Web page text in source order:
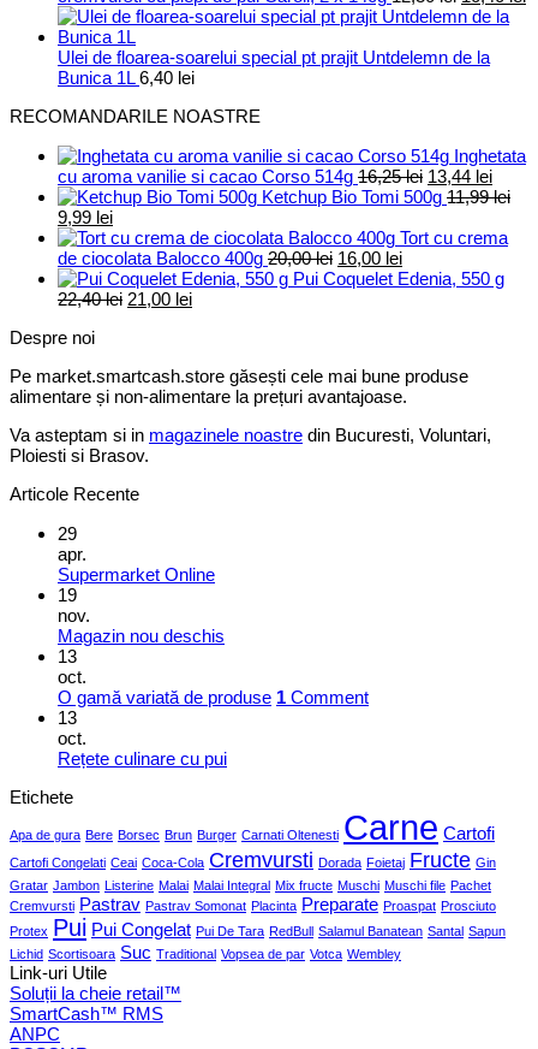
inițial
fost:
Ulei de floarea-soarelui special pt prajit Untdelemn de la
Bunica 1L 6,40 lei
RECOMANDARILE NOASTRE
Inghetata
cu aroma vanilie si cacao Corso 514g 16,25lei Prețul
inițial
fost:
13,44 leiPrețul
13,44
Ketchup Bio Tomi 500g 11,99lei
Prețul
inițial
a
fost:
11,99 lei.
9,99 leiPrețul
curent
este:
9,99 lei.
Tort cu crema
de ciocolata Balocco 400g 20,00lei Prețul
inițial
16,00 leiPrețul
curent
Pui Coquelet Edenia, 550 g
22,40lei Prețul
22,40 lei.
21,00 leiPrețul
Despre noi
Pe market.smartcash.store găsești cele mai bune produse
alimentare și non-alimentare la prețuri avantajoase.
Va asteptam si in magazinele noastre din Bucuresti, Voluntari,
Ploiesti si Brasov.
Articole Recente
29
apr.
Supermarket Online
19
nov.
Magazin nou deschis
13
oct.
O gamă variată de produse 1 Comment
13
oct.
Rețete culinare cu pui
Etichete
Apa de gura Bere Borsec Brun Burger Carnati Oltenesti Carne Cartofi
Cartofi Congelati Ceai Coca-Cola Cremvursti Dorada Foietaj Fructe Gin
Gratar Jambon Listerine Malai Malai Integral Mix fructe Muschi Muschi file Pachet
Cremvursti Pastrav Pastrav Somonat Placinta Preparate Proaspat Prosciuto
Protex Pui Pui Congelat Pui De Tara RedBull Salamul Banatean Santal Sapun
Lichid Scortisoara Suc Traditional Vopsea de par Votca Wembley
Link-uri Utile
Soluții la cheie retail™
SmartCash™ RMS
ANPC